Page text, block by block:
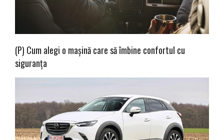
(P) Cum alegi o mașină care să îmbine confortul cu
siguranța